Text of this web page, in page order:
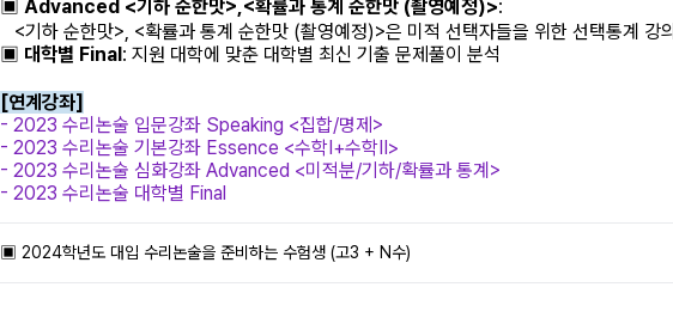
▣ Advanced <기하 순한맛>,<확률과 통계 순한맛 (촬영예정)>:
<기하 순한맛>, <확률과 통계 순한맛 (촬영예정)>은 미적 선택자들을 위한 선택통계 강의
▣ 대학별 Final: 지원 대학에 맞춘 대학별 최신 기출 문제풀이 분석
[연계강좌]
- 2023 수리논술 입문강좌 Speaking <집합/명제>
- 2023 수리논술 기본강좌 Essence <수학Ⅰ+수학Ⅱ>
- 2023 수리논술 심화강좌 Advanced <미적분/기하/확률과 통계>
- 2023 수리논술 대학별 Final
▣ 2024학년도 대입 수리논술을 준비하는 수험생 (고3 + N수)